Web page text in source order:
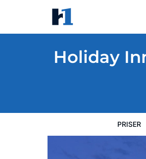
Holiday
PRISER
Holiday Inn Express &
Priser